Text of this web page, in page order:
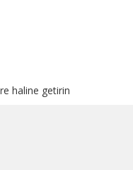
haline getirin